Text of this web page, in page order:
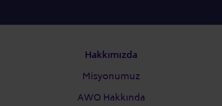
Hakkımızda
Misyonumuz
AWO Hakkında